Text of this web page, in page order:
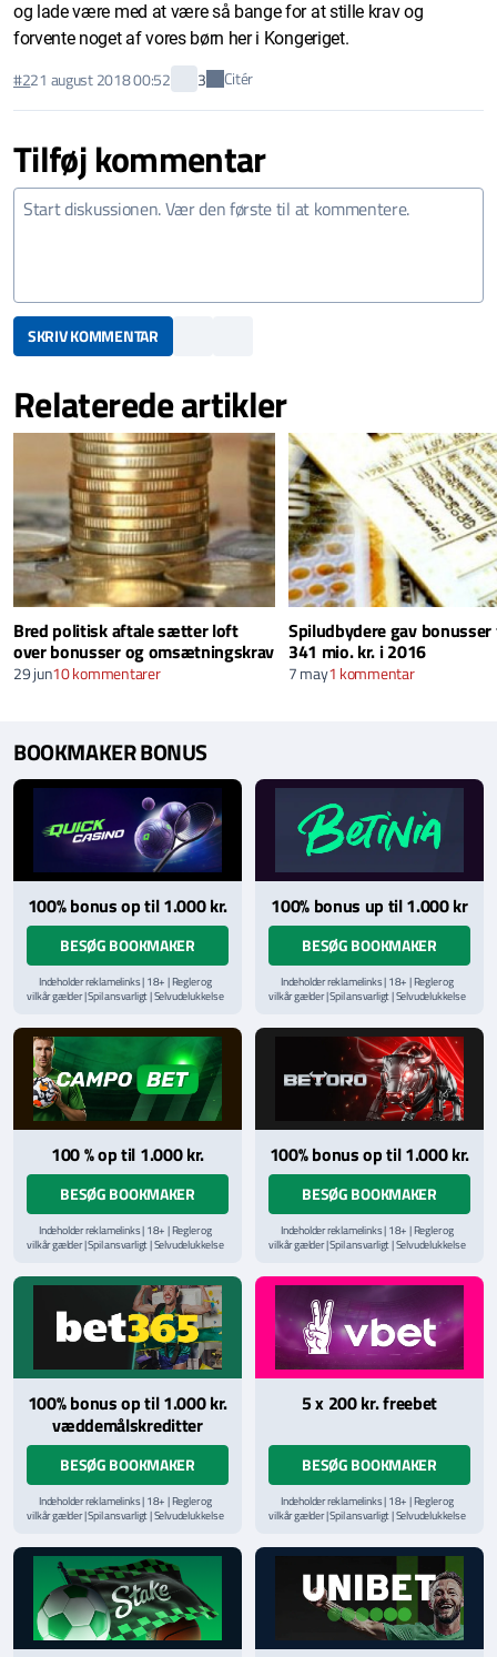
og lade være med at være så bange for at stille krav og
forvente noget af vores børn her i Kongeriget.
#221 august 2018 00:52 3 Citér
Tilføj kommentar
SKRIV KOMMENTAR
Relaterede artikler
Bred politisk aftale sætter loft
over bonusser og omsætningskrav
29 jun10 kommentarer
Spiludbydere gav
341 mio. kr. i 2016
7 may1 kommentar
BOOKMAKER BONUS
100% bonus op til 1.000 kr.
BESØG BOOKMAKER
Indeholder reklamelinks | 18+ | Regler og
vilkår gælder | Spil ansvarligt | Selvudelukkelse
hjælpelinje påStopSpillet.dk
Læs vilkår og betingelserher
100% bonus up til 1.000 kr
BESØG BOOKMAKER
Indeholder reklamelinks | 18+ | Regler og
vilkår gælder | Spil ansvarligt | Selvudelukkelse
hjælpelinje påStopSpillet.dk
Læs vilkår og betingelserher
100 % op til 1.000 kr.
BESØG BOOKMAKER
Indeholder reklamelinks | 18+ | Regler og
vilkår gælder | Spil ansvarligt | Selvudelukkelse
hjælpelinje påStopSpillet.dk
Læs vilkår og betingelserher
100% bonus op til 1.000 kr.
BESØG BOOKMAKER
Indeholder reklamelinks | 18+ | Regler og
vilkår gælder | Spil ansvarligt | Selvudelukkelse
hjælpelinje påStopSpillet.dk
Læs vilkår og betingelserher
100% bonus op til 1.000 kr.
væddemålskreditter
BESØG BOOKMAKER
Indeholder reklamelinks | 18+ | Regler og
vilkår gælder | Spil ansvarligt | Selvudelukkelse
hjælpelinje påStopSpillet.dk
5 x 200 kr. freebet
BESØG BOOKMAKER
Indeholder reklamelinks | 18+ | Regler og
vilkår gælder | Spil ansvarligt | Selvudelukkelse
hjælpelinje påStopSpillet.dk
Læs vilkår og betingelserher